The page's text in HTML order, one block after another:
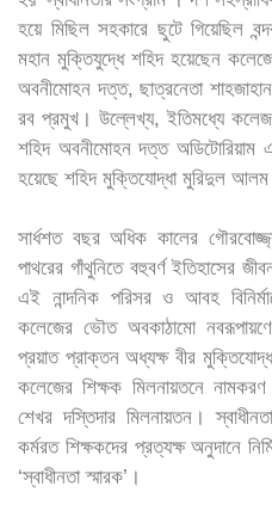
হয়ে মিছিল সহকারে ছুটে গিয়েছিল
মহান মুক্তিযুদ্ধে শহিদ হয়েছেন
অবনীমোহন দত্ত, ছাত্রনেতা
রব প্রমুখ। উল্লেখ্য, ইতিমধ্যে কলেজ
শহিদ অবনীমোহন দত্ত অডিটোরিয়াম
হয়েছে শহিদ মুক্তিযোদ্ধা মুরিদুল আলম
সার্ধশত বছর অধিক কালের
পাথরের গাঁথুনিতে বহুবর্ণ ইতিহাসের
এই নান্দনিক পরিসর ও আবহ
কলেজের ভৌত অবকাঠামো
প্রয়াত প্রাক্তন অধ্যক্ষ বীর
কলেজের শিক্ষক মিলনায়তনে
শেখর দস্তিদার মিলনায়তন।
কর্মরত শিক্ষকদের প্রত্যক্ষ অনুদানে
‘স্বাধীনতা স্মারক’।